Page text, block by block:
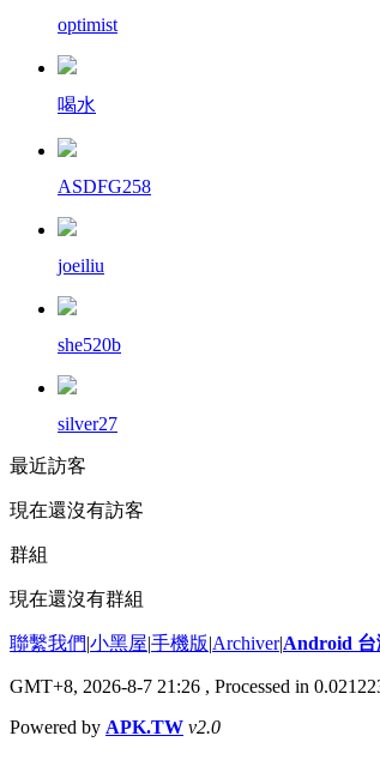
optimist
喝水
ASDFG258
joeiliu
she520b
silver27
最近訪客
現在還沒有訪客
群組
現在還沒有群組
聯繫我們|小黑屋|手機版|Archiver|Android 台
GMT+8, 2026-8-7 21:26 , Processed in
Powered by APK.TW v2.0